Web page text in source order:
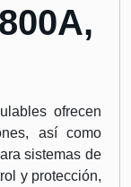
ofrecen
así como
sistemas de
y protección,